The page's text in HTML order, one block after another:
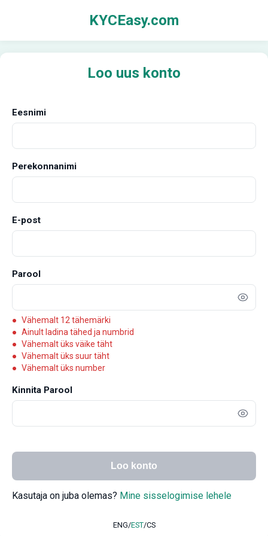
KYCEasy.com
Loo uus konto
Eesnimi
Perekonnanimi
E-post
Parool
Vähemalt 12 tähemärki
Ainult ladina tähed ja numbrid
Vähemalt üks väike täht
Vähemalt üks suur täht
Vähemalt üks number
Kinnita Parool
Loo konto
Kasutaja on juba olemas? Mine sisselogimise lehele
ENG/EST/CS